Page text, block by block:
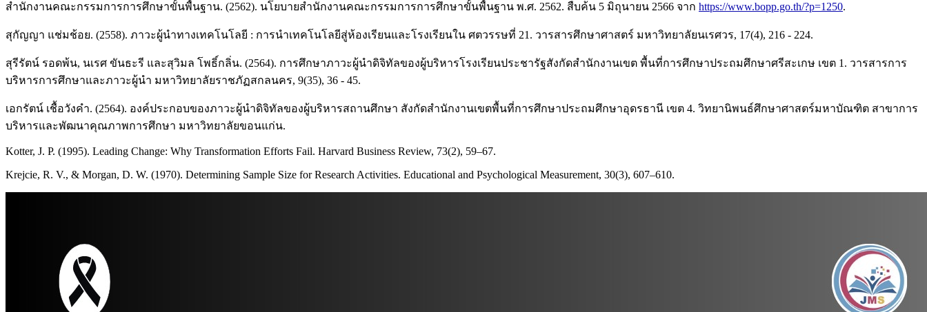
สำนักงานคณะกรรมการการศึกษาขั้นพื้นฐาน. (2562). นโยบายสำนักงานคณะกรรมการการศึกษาขั้นพื้นฐาน พ.ศ. 2562. สืบค้น 5 มิถุนายน 2566 จาก https://www.bopp.go.th/?p=1250.
สุกัญญา แช่มช้อย. (2558). ภาวะผู้นำทางเทคโนโลยี : การนำเทคโนโลยีสู่ห้องเรียนและโรงเรียนใน ศตวรรษที่ 21. วารสารศึกษาศาสตร์ มหาวิทยาลัยนเรศวร, 17(4), 216 - 224.
สุรีรัตน์ รอดพ้น, นเรศ ขันธะรี และสุวิมล โพธิ์กลิ่น. (2564). การศึกษาภาวะผู้นำดิจิทัลของผู้บริหารโรงเรียนประชารัฐสังกัดสำนักงานเขต พื้นที่การศึกษาประถมศึกษาศรีสะเกษ เขต 1. วารสารการ
บริหารการศึกษาและภาวะผู้นำ มหาวิทยาลัยราชภัฏสกลนคร, 9(35), 36 - 45.
เอกรัตน์ เชื้อวังคำ. (2564). องค์ประกอบของภาวะผู้นำดิจิทัลของผู้บริหารสถานศึกษา สังกัดสำนักงานเขตพื้นที่การศึกษาประถมศึกษาอุดรธานี เขต 4. วิทยานิพนธ์ศึกษาศาสตร์มหาบัณฑิต สาขาการ
บริหารและพัฒนาคุณภาพการศึกษา มหาวิทยาลัยขอนแก่น.
Kotter, J. P. (1995). Leading Change: Why Transformation Efforts Fail. Harvard Business Review, 73(2), 59–67.
Krejcie, R. V., & Morgan, D. W. (1970). Determining Sample Size for Research Activities. Educational and Psychological Measurement, 30(3), 607–610.